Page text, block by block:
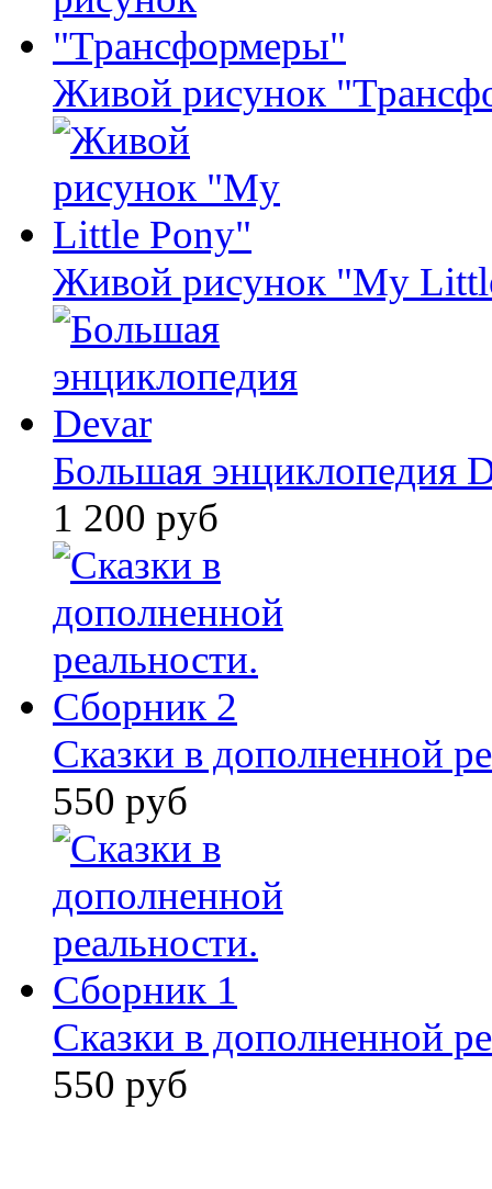
Живой рисунок
Живой рисунок "My
Большая энциклопедия
1 200 руб
Сказки в дополненной
550 руб
Сказки в дополненной
550 руб